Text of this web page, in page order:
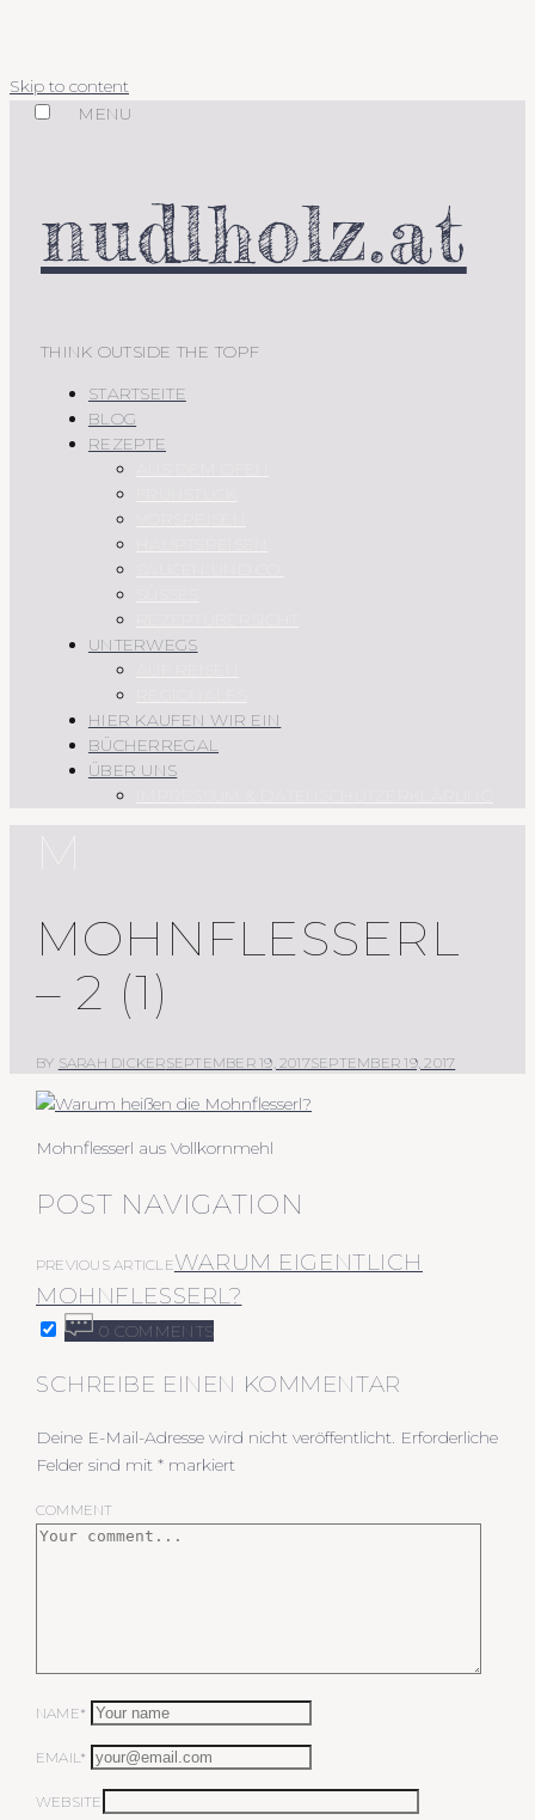
Skip to content
MENU
nudlholz.at
THINK OUTSIDE THE TOPF
STARTSEITE
BLOG
REZEPTE
UNTERWEGS
HIER KAUFEN WIR EIN
BÜCHERREGAL
ÜBER UNS
MOHNFLESSERL
– 2 (1)
BY SARAH DICKERSEPTEMBER 19, 2017SEPTEMBER 19, 2017
Mohnflesserl aus Vollkornmehl
POST NAVIGATION
PREVIOUS ARTICLEWARUM EIGENTLICH
MOHNFLESSERL?
0 COMMENTS
SCHREIBE EINEN KOMMENTAR
Deine E-Mail-Adresse wird nicht veröffentlicht. Erforderliche
Felder sind mit * markiert
COMMENT
NAME*
EMAIL*
WEBSITE